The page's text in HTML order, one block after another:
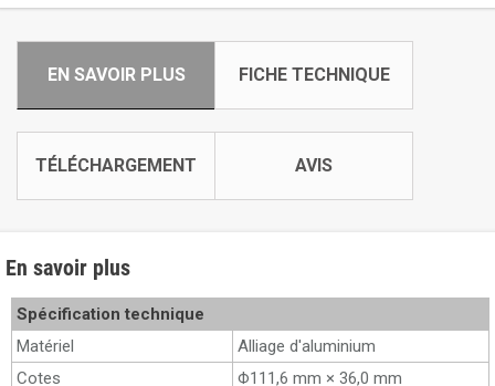
EN SAVOIR PLUS FICHE TECHNIQUE
TÉLÉCHARGEMENT AVIS
En savoir plus
Spécification technique
Matériel
Alliage d'aluminium
Cotes
Φ111,6 mm × 36,0 mm